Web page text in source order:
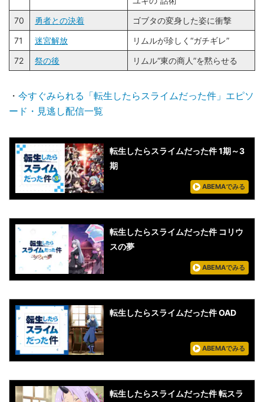
70
勇者との決着
ゴブタの変身した姿に衝撃
71
迷宮解放
リムルが珍しく“ガチギレ”
72
祭の後 リムル“東の商人”を黙らせる
・ 今すぐみられる「転生したらスライムだった件」エピソ
ード・見逃し配信一覧
転生したらスライムだった件 1期～3
期
ABEMAでみる
転生したらスライムだった件 コリウ
スの夢
ABEMAでみる
転生したらスライムだった件 OAD
ABEMAでみる
転生したらスライムだった件 転スラ